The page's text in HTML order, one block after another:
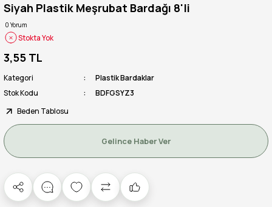
Siyah Plastik Meşrubat Bardağı 8'li
0 Yorum
Stokta Yok
3,55 TL
Kategori
Plastik Bardaklar
Stok Kodu
BDFGSYZ3
Beden Tablosu
Gelince Haber Ver